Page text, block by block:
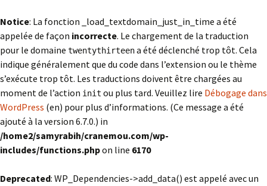
Notice: La fonction _load_textdomain_just_in_time a été
appelée de façon incorrecte. Le chargement de la traduction
pour le domaine twentythirteena été déclenché trop tôt. Cela
indique généralement que du code dans l’extension ou le thème
s’exécute trop tôt. Les traductions doivent être chargées au
moment de l’action init ou plus tard. Veuillez lire Débogage dans
WordPress (en) pour plus d’informations. (Ce message a été
ajouté à la version 6.7.0.) in
/home2/samyrabih/cranemou.com/wp-
includes/functions.phpon line 6170
Deprecated: WP_Dependencies->add_data() est appelé avec un